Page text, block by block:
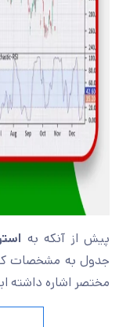
پیش از آنکه به
جدول به مشخصات
مختصر اشاره داشته